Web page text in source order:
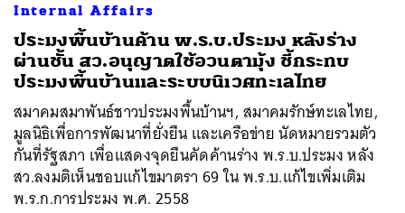
Internal Affairs
ประมงพื้นบ้านค้าน พ.ร.บ.ประมง หลังร่าง
ผ่านชั้น สว.อนุญาตใช้อวนตามุ้ง ชี้กระทบ
ประมงพื้นบ้านและระบบนิเวศทะเลไทย
สมาคมสมาพันธ์ชาวประมงพื้นบ้านฯ, สมาคมรักษ์ทะเลไทย,
มูลนิธิเพื่อการพัฒนาที่ยั่งยืน และเครือข่าย นัดหมายรวมตัว
กันที่รัฐสภา เพื่อแสดงจุดยืนคัดค้านร่าง พ.ร.บ.ประมง หลัง
สว.ลงมติเห็นชอบแก้ไขมาตรา 69 ใน พ.ร.บ.แก้ไขเพิ่มเติม
พ.ร.ก.การประมง พ.ศ. 2558